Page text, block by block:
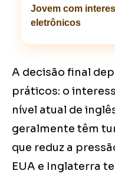
Jovem com
eletrônicos
A decisão final
práticos: o
nível atual de
geralmente têm
que reduz a
EUA e Inglaterra